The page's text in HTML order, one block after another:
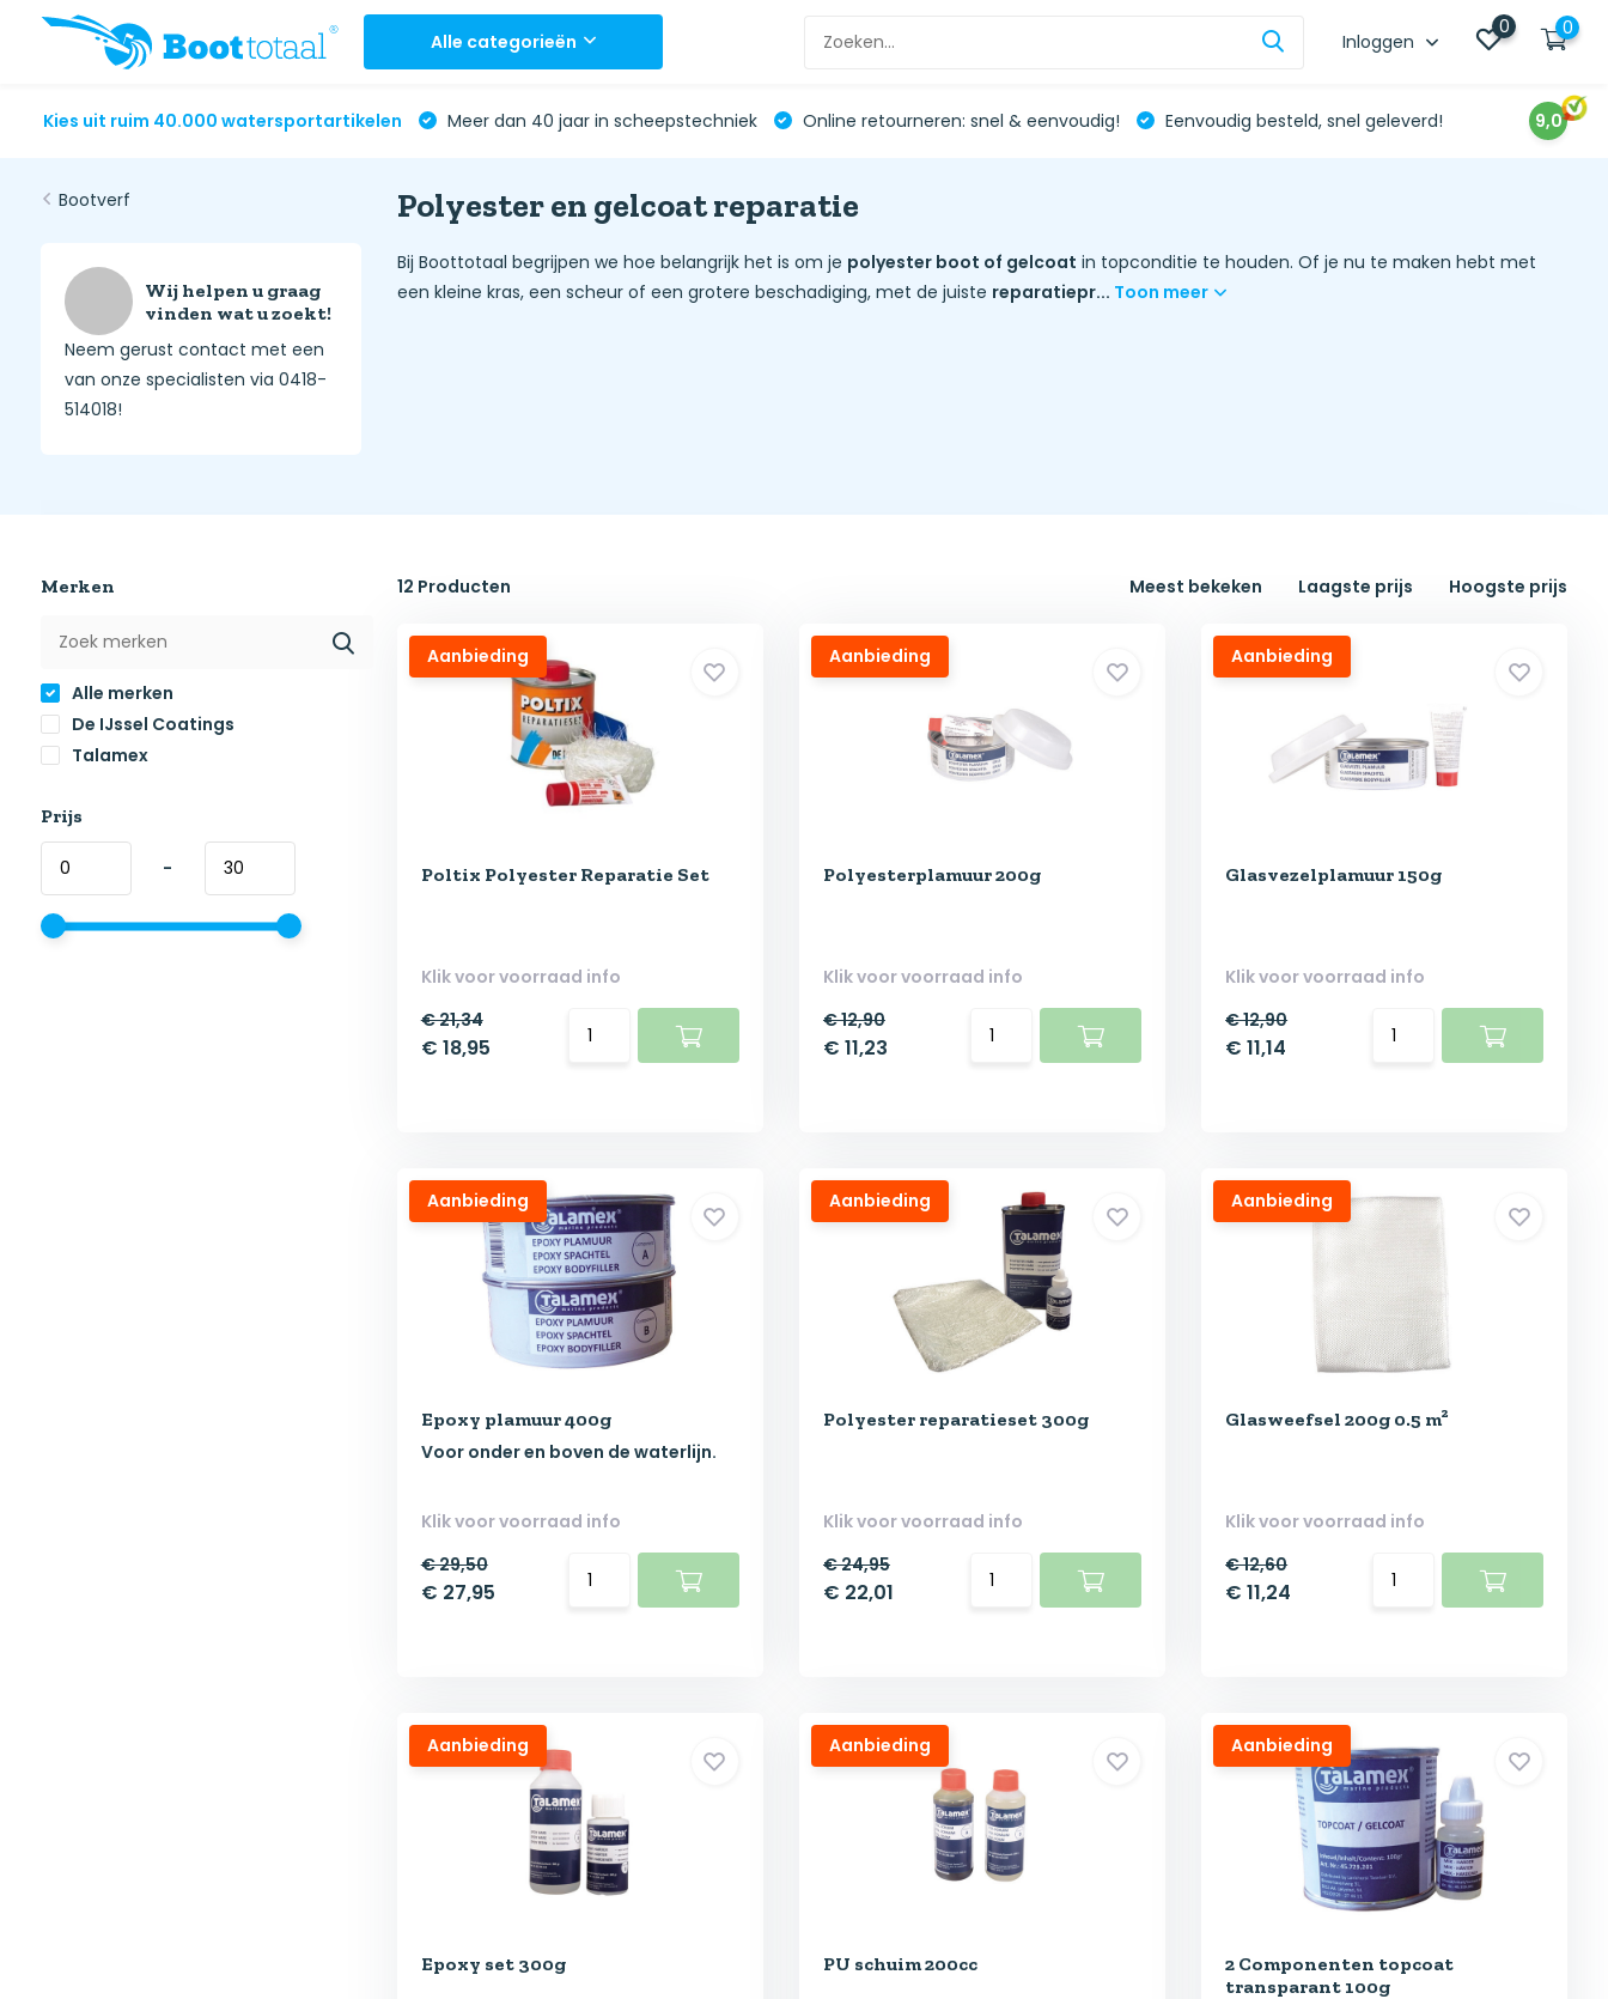
Alle categorieën Inloggen
0 0
Kies uit ruim 40.000 watersportartikelen Meer dan 40 jaar in scheepstechniek Online retourneren: snel & eenvoudig! Eenvoudig besteld, snel geleverd! 9,0
Bootverf
Wij helpen u graag
vinden wat u zoekt!
Neem gerust contact met een
van onze specialisten via 0418-
514018!
Polyester en gelcoat reparatie
Bij Boottotaal begrijpen we hoe belangrijk het is om je polyester boot of gelcoat in topconditie te houden. Of je nu te maken hebt met
een kleine kras, een scheur of een grotere beschadiging, met de juiste reparatiepr... Toon meer
Merken
Alle merken
De IJssel Coatings
Talamex
Prijs
-
12 Producten Meest bekeken Laagste prijs Hoogste prijs
Aanbieding
Poltix Polyester Reparatie Set
Klik voor voorraad info
€ 21,34
€ 18,95
Aanbieding
Polyesterplamuur 200g
Klik voor voorraad info
€ 12,90
€ 11,23
Aanbieding
Glasvezelplamuur 150g
Klik voor voorraad info
€ 12,90
€ 11,14
Aanbieding
Epoxy plamuur 400g
Voor onder en boven de waterlijn.
Klik voor voorraad info
€ 29,50
€ 27,95
Aanbieding
Polyester reparatieset 300g
Klik voor voorraad info
€ 24,95
€ 22,01
Aanbieding
Glasweefsel 200g 0.5 m²
Klik voor voorraad info
€ 12,60
€ 11,24
Aanbieding
Epoxy set 300g
Aanbieding
PU schuim 200cc
Aanbieding
2 Componenten topcoat
transparant 100g